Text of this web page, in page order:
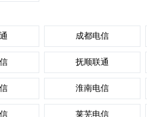
成都电信
抚顺联通
淮南电信
莱芜电信